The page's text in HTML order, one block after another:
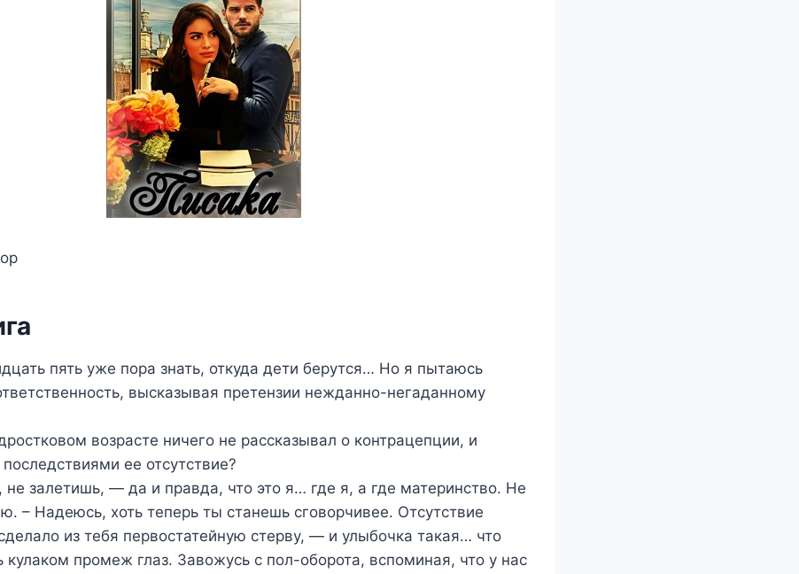
пять уже пора знать, откуда дети берутся… Но я пытаюсь
высказывая претензии нежданно-негаданному
возрасте ничего не рассказывал о контрацепции, и
ее отсутствие?
не залетишь, — да и правда, что это я… где я, а где материнство. Не
– Надеюсь, хоть теперь ты станешь сговорчивее. Отсутствие
из тебя первостатейную стерву, — и улыбочка такая… что
кулаком промеж глаз. Завожусь с пол-оборота, вспоминая, что у нас